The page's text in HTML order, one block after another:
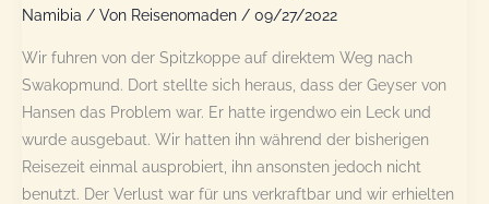
Namibia / Von Reisenomaden / 09/27/2022
Wir fuhren von der Spitzkoppe auf direktem Weg nach
Swakopmund. Dort stellte sich heraus, dass der Geyser von
Hansen das Problem war. Er hatte irgendwo ein Leck und
wurde ausgebaut. Wir hatten ihn während der bisherigen
Reisezeit einmal ausprobiert, ihn ansonsten jedoch nicht
benutzt. Der Verlust war für uns verkraftbar und wir erhielten